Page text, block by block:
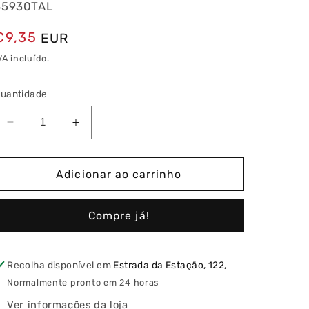
EUR
incluído.
Diminuir
a
quantidade
Espelho
(horizontal/vertical)
Aumentar
a
quantidade
de
Espelho
Alumina
(horizontal/vertical)
Adicionar ao carrinho
Compre já!
Recolha disponível em Estrada da Estação, 122,
Normalmente pronto em 24 horas
Ver informações da loja